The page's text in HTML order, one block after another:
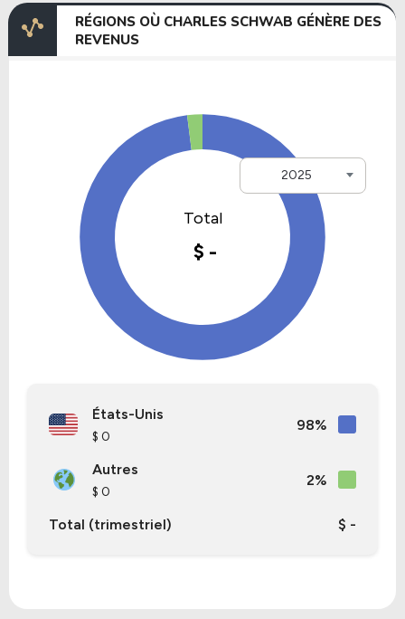
RÉGIONS OÙ CHARLES SCHWAB GÉNÈRE DES
REVENUS
2025
États-Unis
$ 0
98%
Autres
$ 0
2%
Total (trimestriel) $ -